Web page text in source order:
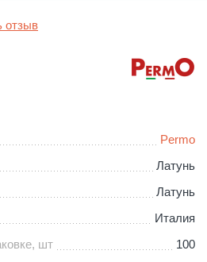
отзыв
Permo
Латунь
Латунь
Италия
шт
100